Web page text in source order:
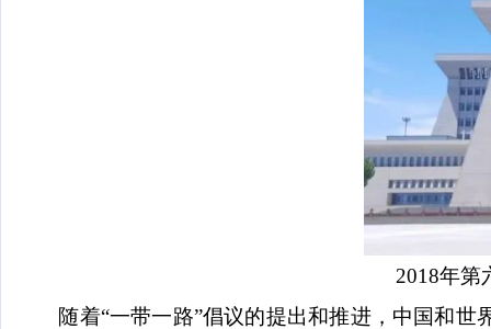
2018年第
随着“一带一路”倡议的提出和推进，中国和